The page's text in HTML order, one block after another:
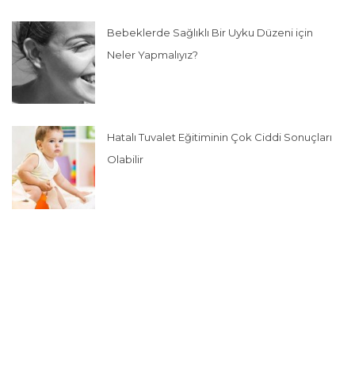
Bebeklerde Sağlıklı Bir Uyku Düzeni için
Neler Yapmalıyız?
Hatalı Tuvalet Eğitiminin Çok Ciddi Sonuçları
Olabilir